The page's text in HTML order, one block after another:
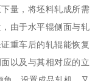
量，将坯料轧成所需
由于水平辊侧面与轧
重车后的轧辊能恢复
以及与其相对应的立